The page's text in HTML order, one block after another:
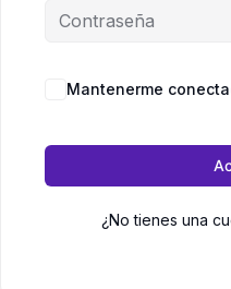
Mantenerme
¿No tienes una